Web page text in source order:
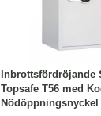
Inbrottsfördröjande
Topsafe T56 med
Nödöppningsnyckel